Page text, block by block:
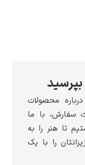
بپرسید
محصولات
سفارش، با ما
تا هنر را به
را با یک